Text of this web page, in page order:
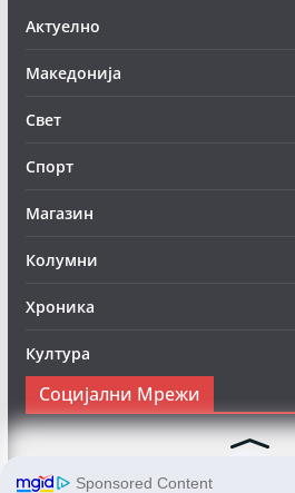
Актуелно
Македонија
Свет
Спорт
Магазин
Колумни
Хроника
Култура
Социјални Мрежи